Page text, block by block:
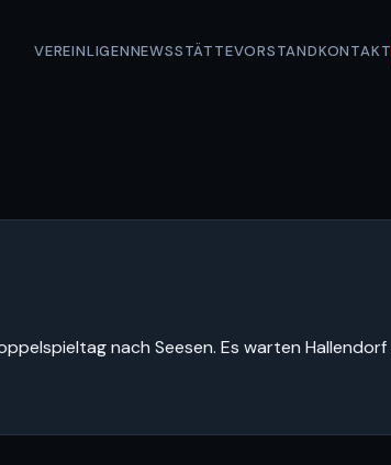
VEREINLIGENNEWSSTÄTTEVORSTANDKONTAKT
nach Seesen. Es warten